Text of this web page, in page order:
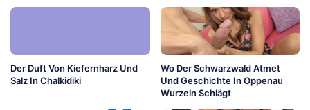
Der Duft Von Kiefernharz Und
Salz In Chalkidiki
Wo Der Schwarzwald Atmet
Und Geschichte In Oppenau
Wurzeln Schlägt